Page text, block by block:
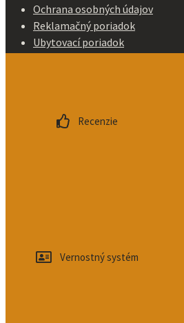
Recenzie
Vernostný systém
Ochrana osobných údajov
Reklamačný poriadok
Ubytovací poriadok
Copyright ©2026